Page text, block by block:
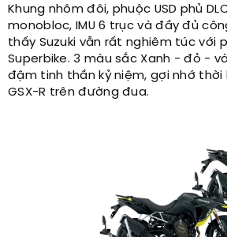
Khung nhôm đôi, phuộc USD phủ
monobloc, IMU 6 trục và đầy đủ
thấy Suzuki vẫn rất nghiêm túc với
Superbike. 3 màu sắc Xanh - đỏ -
đậm tinh thần kỷ niệm, gợi nhớ thời
GSX-R trên đường đua.